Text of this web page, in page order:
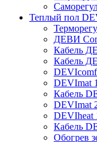
Теплый пол
ДЕВИ
Кабель
Кабель
DEVImat
Кабель
DEVImat
DEVIheat
Кабель
Обогрев